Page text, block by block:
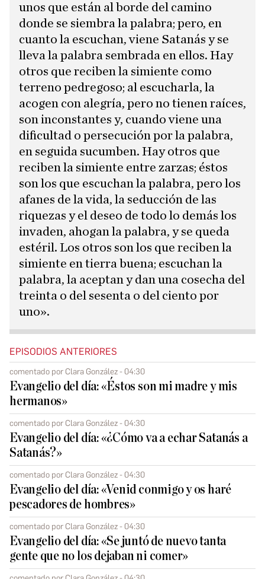
unos que están al borde del camino
donde se siembra la palabra; pero, en
cuanto la escuchan, viene Satanás y se
lleva la palabra sembrada en ellos. Hay
otros que reciben la simiente como
terreno pedregoso; al escucharla, la
acogen con alegría, pero no tienen raíces,
son inconstantes y, cuando viene una
dificultad o persecución por la palabra,
en seguida sucumben. Hay otros que
reciben la simiente entre zarzas; éstos
son los que escuchan la palabra, pero los
afanes de la vida, la seducción de las
riquezas y el deseo de todo lo demás los
invaden, ahogan la palabra, y se queda
estéril. Los otros son los que reciben la
simiente en tierra buena; escuchan la
palabra, la aceptan y dan una cosecha del
treinta o del sesenta o del ciento por
uno».
EPISODIOS ANTERIORES
comentado por Clara González - 04:30
Evangelio del día: «Éstos son mi madre y mis
hermanos»
comentado por Clara González - 04:30
Evangelio del día: «¿Cómo va a echar Satanás a
Satanás?»
comentado por Clara González - 04:30
Evangelio del día: «Venid conmigo y os haré
pescadores de hombres»
comentado por Clara González - 04:30
Evangelio del día: «Se juntó de nuevo tanta
gente que no los dejaban ni comer»